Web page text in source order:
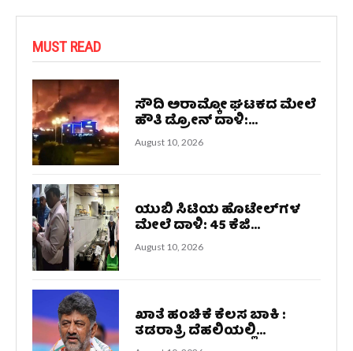
MUST READ
ಸೌದಿ ಅರಾಮ್ಕೋ ಘಟಕದ ಮೇಲೆ
ಹೌತಿ ಡ್ರೋನ್ ದಾಳಿ:...
August 10, 2026
ಯುಬಿ ಸಿಟಿಯ ಹೊಟೇಲ್‌ಗಳ
ಮೇಲೆ ದಾಳಿ: 45 ಕೆಜಿ...
August 10, 2026
ಖಾತೆ ಹಂಚಿಕೆ ಕೆಲಸ ಬಾಕಿ :
ತಡರಾತ್ರಿ ದೆಹಲಿಯಲ್ಲಿ...